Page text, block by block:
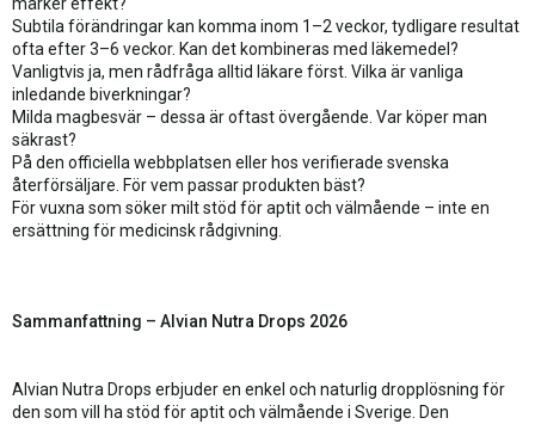
märker effekt?
Subtila förändringar kan komma inom 1–2 veckor, tydligare resultat
ofta efter 3–6 veckor. Kan det kombineras med läkemedel?
Vanligtvis ja, men rådfråga alltid läkare först. Vilka är vanliga
inledande biverkningar?
Milda magbesvär – dessa är oftast övergående. Var köper man
säkrast?
På den officiella webbplatsen eller hos verifierade svenska
återförsäljare. För vem passar produkten bäst?
För vuxna som söker milt stöd för aptit och välmående – inte en
ersättning för medicinsk rådgivning.
Sammanfattning – Alvian Nutra Drops 2026
Alvian Nutra Drops erbjuder en enkel och naturlig dropplösning för
den som vill ha stöd för aptit och välmående i Sverige. Den